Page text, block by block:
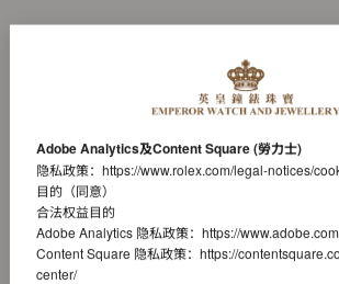
Adobe Analytics及Content Square (勞力士)
隐私政策： https://www.rolex.com/legal-notices/
目的（同意）
合法权益目的
Adobe Analytics 隐私政策： https://
Content Square 隐私政策： https://
center/